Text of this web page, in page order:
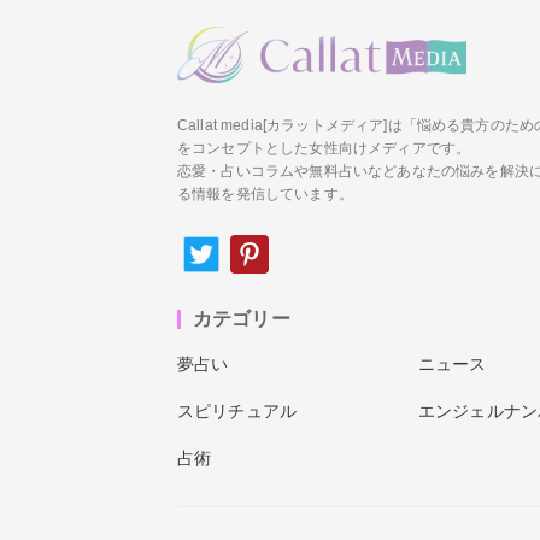
Callat media[カラットメディア]は「悩める貴方のため
をコンセプトとした女性向けメディアです。
恋愛・占いコラムや無料占いなどあなたの悩みを解決
る情報を発信しています。
カテゴリー
夢占い ニュース
スピリチュアル エンジェルナ
占術